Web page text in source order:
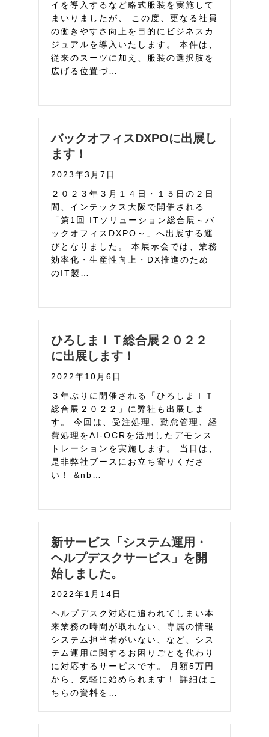
イを導入するなど略式服装を実施して
まいりましたが、 この度、更なる社員
の働きやすさ向上を目的にビジネスカ
ジュアルを導入いたします。 本件は、
従来のスーツに加え、服装の選択肢を
広げる位置づ…
バックオフィスDXPOに出展し
ます！
2023年3月7日
２０２３年３月１４日・１５日の２日
間、インテックス大阪で開催される
「第1回 ITソリューション総合展～バ
ックオフィスDXPO～」へ出展する運
びとなりました。 本展示会では、業務
効率化・生産性向上・DX推進のため
のIT製…
ひろしまＩＴ総合展２０２２
に出展します！
2022年10月6日
３年ぶりに開催される「ひろしまＩＴ
総合展２０２２」に弊社も出展しま
す。 今回は、受注処理、勤怠管理、経
費処理をAI-OCRを活用したデモンス
トレーションを実施します。 当日は、
是非弊社ブースにお立ち寄りくださ
い！ &nb…
新サービス「システム運用・
ヘルプデスクサービス」を開
始しました。
2022年1月14日
ヘルプデスク対応に追われてしまい本
来業務の時間が取れない、専属の情報
システム担当者がいない、など、シス
テム運用に関するお困りごとを代わり
に対応するサービスです。 月額5万円
から、気軽に始められます！ 詳細はこ
ちらの資料を…